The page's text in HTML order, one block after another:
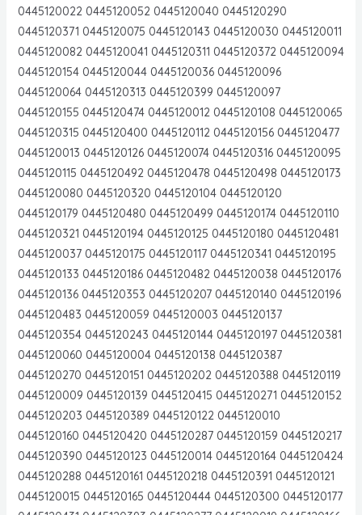
0445120022 0445120052 0445120040 0445120290
0445120371 0445120075 0445120143 0445120030 0445120011
0445120082 0445120041 0445120311 0445120372 0445120094
0445120154 0445120044 0445120036 0445120096
0445120064 0445120313 0445120399 0445120097
0445120155 0445120474 0445120012 0445120108 0445120065
0445120315 0445120400 0445120112 0445120156 0445120477
0445120013 0445120126 0445120074 0445120316 0445120095
0445120115 0445120492 0445120478 0445120498 0445120173
0445120080 0445120320 0445120104 0445120120
0445120179 0445120480 0445120499 0445120174 0445120110
0445120321 0445120194 0445120125 0445120180 0445120481
0445120037 0445120175 0445120117 0445120341 0445120195
0445120133 0445120186 0445120482 0445120038 0445120176
0445120136 0445120353 0445120207 0445120140 0445120196
0445120483 0445120059 0445120003 0445120137
0445120354 0445120243 0445120144 0445120197 0445120381
0445120060 0445120004 0445120138 0445120387
0445120270 0445120151 0445120202 0445120388 0445120119
0445120009 0445120139 0445120415 0445120271 0445120152
0445120203 0445120389 0445120122 0445120010
0445120160 0445120420 0445120287 0445120159 0445120217
0445120390 0445120123 0445120014 0445120164 0445120424
0445120288 0445120161 0445120218 0445120391 0445120121
0445120015 0445120165 0445120444 0445120300 0445120177